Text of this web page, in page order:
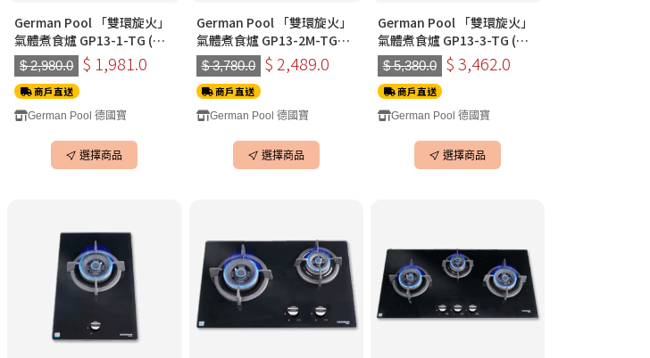
German Pool 「雙環旋火」
氣體煮食爐 GP13-1-TG (單
頭)(黑色)(煤氣)
$ 2,980.0 $ 1,981.0
商戶直送
German Pool 德國寶
選擇商品
German Pool 「雙環旋火」
氣體煮食爐 GP13-2M-TG
(大小雙頭)(黑色)(煤氣)
$ 3,780.0 $ 2,489.0
商戶直送
German Pool 德國寶
選擇商品
German Pool 「雙環旋火」
氣體煮食爐 GP13-3-TG (三
頭)(黑色)(煤氣)
$ 5,380.0 $ 3,462.0
商戶直送
German Pool 德國寶
選擇商品